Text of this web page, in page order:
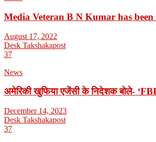
Media Veteran B N Kumar has
August 17, 2022
Desk Takshakapost
37
News
अमेरिकी खुफिया एजेंसी के निदेशक बोले-
December 14, 2023
Desk Takshakapost
37